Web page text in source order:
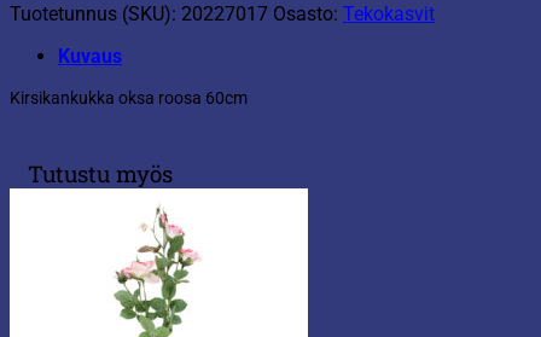
Tuotetunnus (SKU): 20227017 Osasto: Tekokasvit
Kuvaus
Kirsikankukka oksa roosa 60cm
Tutustu myös